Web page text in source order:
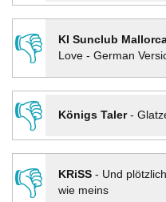
👎
KI Sunclub
Love - German
👎
Königs Taler-
👎
KRiSS- Und
wie meins